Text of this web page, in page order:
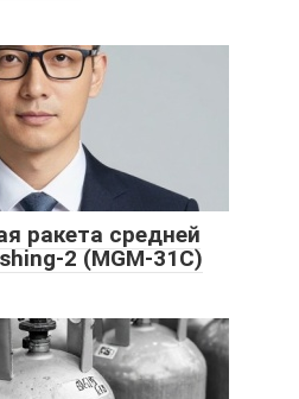
ракета средней
2 (MGM-31C)